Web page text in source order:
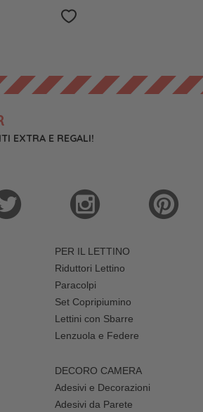
EXTRA E REGALI!
PER IL LETTINO
Riduttori Lettino
Paracolpi
Set Copripiumino
Lettini con Sbarre
Lenzuola e Federe
DECORO CAMERA
Adesivi e Decorazioni
Adesivi da Parete